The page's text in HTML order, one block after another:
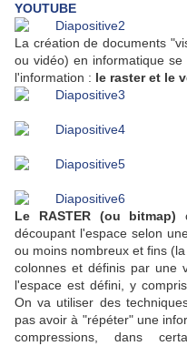
YOUTUBE
La création de documents
ou vidéo) en informatique
l'information : le raster et le
Le RASTER (ou bitmap)
découpant l'espace selon
ou moins nombreux et fins
colonnes et définis par une
l'espace est défini, y
On va utiliser des
pas avoir à "répéter" une
compressions, dans